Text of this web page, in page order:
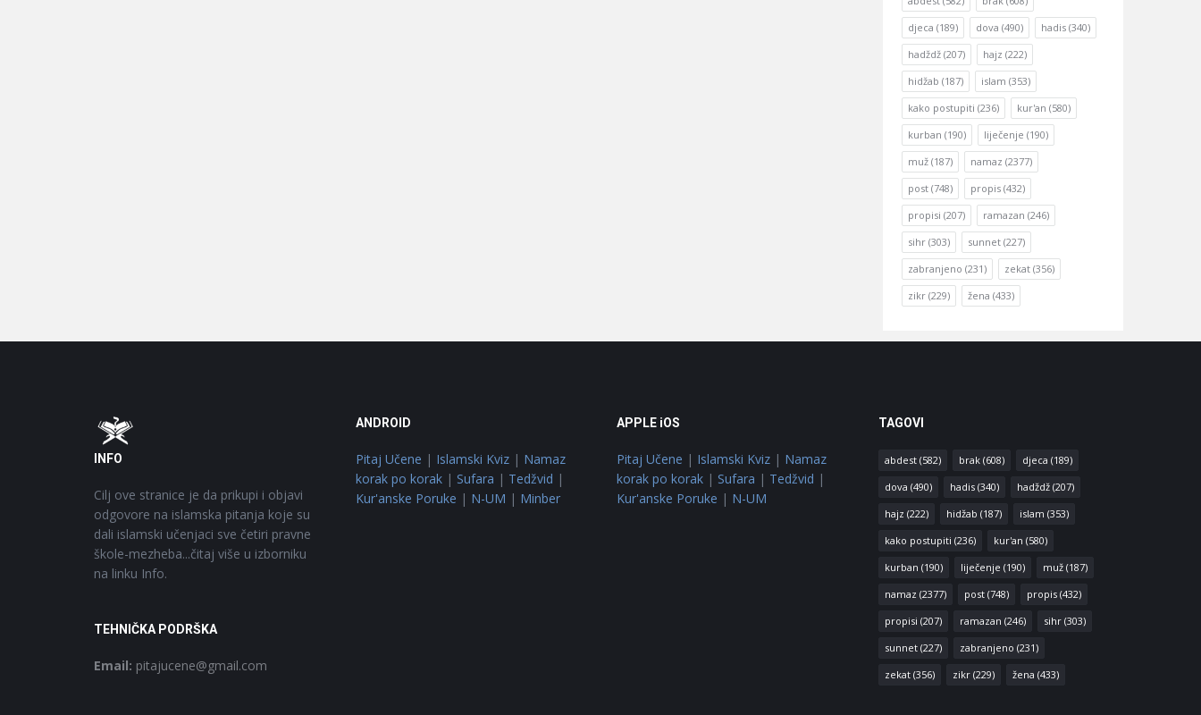
djeca (189) dova (490) hadis (340)
hadždž (207) hajz (222)
hidžab (187) islam (353)
kako postupiti (236) kur'an (580)
kurban (190) liječenje (190)
muž (187) namaz (2377)
post (748) propis (432)
propisi (207) ramazan (246)
sihr (303) sunnet (227)
zabranjeno (231) zekat (356)
zikr (229) žena (433)
Footer
INFO
Cilj ove stranice je da prikupi i objavi
odgovore na islamska pitanja koje su
dali islamski učenjaci sve četiri pravne
škole-mezheba...čitaj više u izborniku
na linku Info.
TEHNIČKA PODRŠKA
Email: pitajucene@gmail.com
ANDROID
Pitaj Učene | Islamski Kviz| Namaz
korak po korak| Sufara | Tedžvid |
Kur'anske Poruke | N-UM | Minber
APPLE iOS
Pitaj Učene | Islamski Kviz | Namaz
korak po korak | Sufara | Tedžvid |
Kur'anske Poruke | N-UM
TAGOVI
abdest(582) brak(608) djeca (189)
dova (490) hadis(340) hadždž(207)
hajz (222) hidžab (187) islam (353)
kako postupiti (236) kur'an (580)
kurban (190) liječenje (190) muž(187)
namaz (2377) post(748) propis(432)
propisi (207) ramazan (246) sihr(303)
sunnet(227) zabranjeno (231)
zekat(356) zikr(229) žena (433)